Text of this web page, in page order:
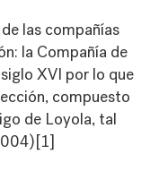
las compañías
la Compañía de
XVI por lo que
compuesto
de Loyola, tal
[1]